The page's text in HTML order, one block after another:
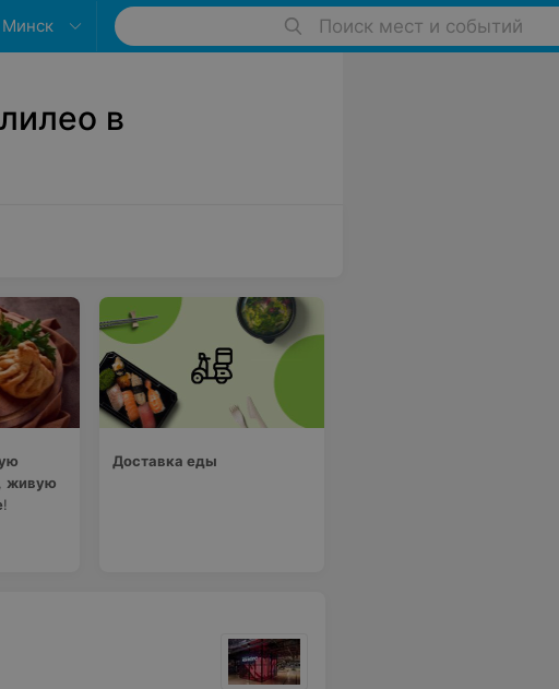
Минск Поиск мест и событий
в
живую
!
Доставка еды